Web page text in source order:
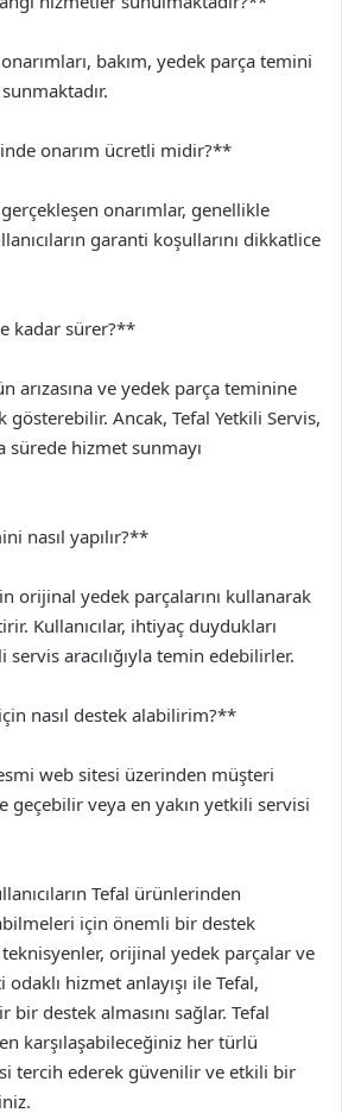
bakım, yedek parça temini
onarım ücretli midir?**
onarımlar, genellikle
garanti koşullarını dikkatlice
kadar sürer?**
arızasına ve yedek parça teminine
gösterebilir. Ancak, Tefal Yetkili Servis,
sürede hizmet sunmayı
nasıl yapılır?**
orijinal yedek parçalarını kullanarak
Kullanıcılar, ihtiyaç duydukları
servis aracılığıyla temin edebilirler.
nasıl destek alabilirim?**
web sitesi üzerinden müşteri
geçebilir veya en yakın yetkili servisi
Tefal ürünlerinden
için önemli bir destek
orijinal yedek parçalar ve
hizmet anlayışı ile Tefal,
bir destek almasını sağlar. Tefal
karşılaşabileceğiniz her türlü
tercih ederek güvenilir ve etkili bir